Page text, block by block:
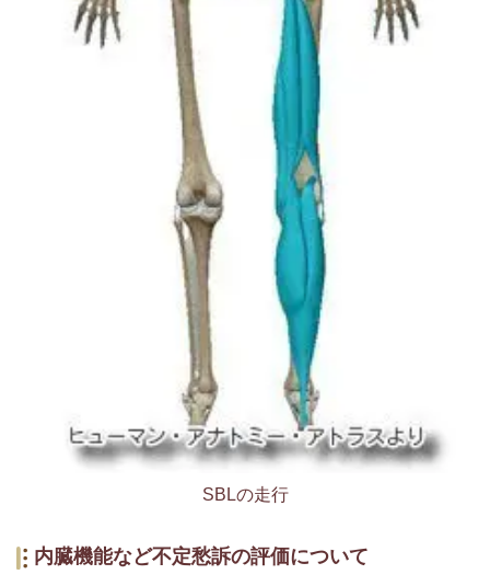
SBLの走行
内臓機能など不定愁訴の評価について